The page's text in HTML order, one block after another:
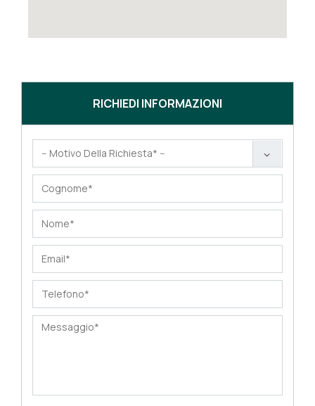
RICHIEDI INFORMAZIONI